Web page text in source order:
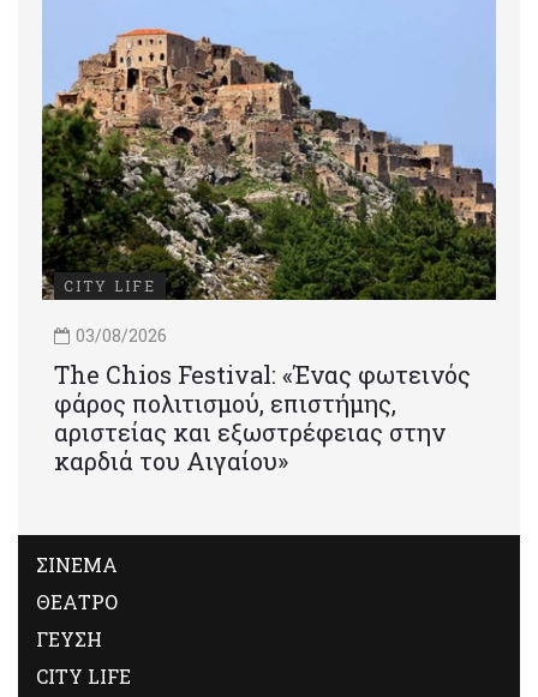
CITY LIFE
03/08/2026
Τhe Chios Festival: «Ένας φωτεινός
φάρος πολιτισμού, επιστήμης,
αριστείας και εξωστρέφειας στην
καρδιά του Αιγαίου»
ΣΙΝΕΜΑ
ΘΕΑΤΡΟ
ΓΕΥΣΗ
CITY LIFE